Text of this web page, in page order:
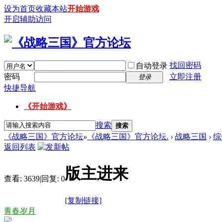
设为首页收藏本站开始游戏
开启辅助访问
自动登录 找回密码
密码
登录
立即注册
快捷导航
《开始游戏》
搜索 搜索
《战略三国》官方论坛» 《战略三国》官方论坛. › 战略三国 ›
返回列表
查看: 3639|回复: 0版主进来
[复制链接]
青春岁月